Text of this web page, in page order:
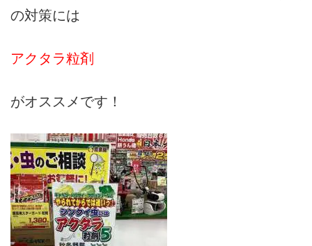
の対策には
アクタラ粒剤
がオススメです！